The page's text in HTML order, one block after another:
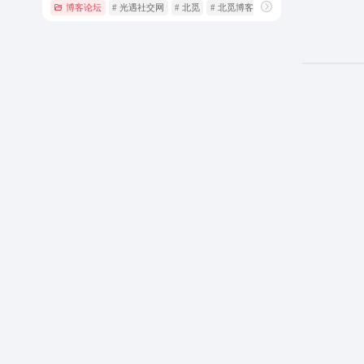
博客论坛 # 光遇社交网 # 北觅 # 北觅博客